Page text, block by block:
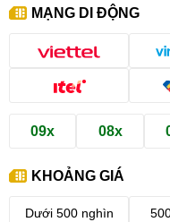
MẠNG DI ĐỘNG
09x 08x
KHOẢNG GIÁ
Dưới 500 nghìn